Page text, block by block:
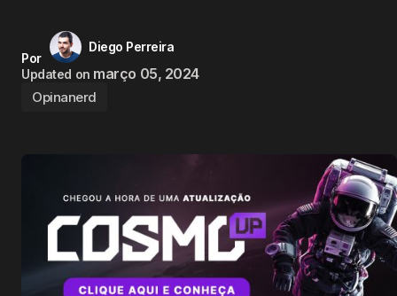
Por
Diego Perreira
Updated on março 05, 2024
Opinanerd